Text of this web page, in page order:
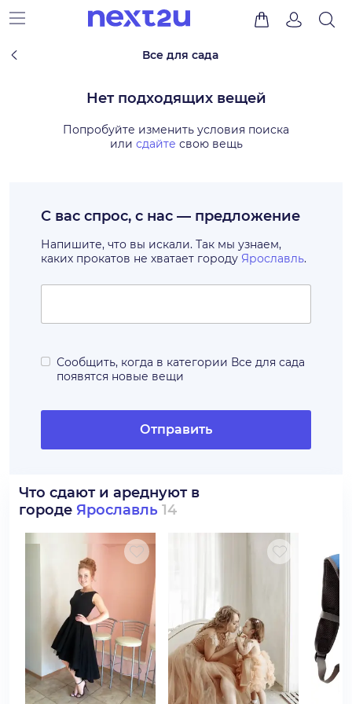
Все для сада
Нет подходящих вещей
Попробуйте изменить условия поиска
или сдайте свою вещь
С вас спрос, с нас — предложение
Напишите, что вы искали. Так мы узнаем,
каких прокатов не хватает городу Ярославль.
Сообщить, когда в категории Все для сада
появятся новые вещи
Отправить
Что сдают и ареднуют в
городе Ярославль 14